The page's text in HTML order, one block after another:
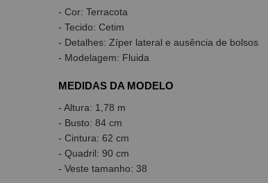
- Cor: Terracota
- Tecido: Cetim
- Detalhes: Zíper lateral e ausência de bolsos
- Modelagem: Fluida
MEDIDAS DA MODELO
- Altura: 1,78 m
- Busto: 84 cm
- Cintura: 62 cm
- Quadril: 90 cm
- Veste tamanho: 38